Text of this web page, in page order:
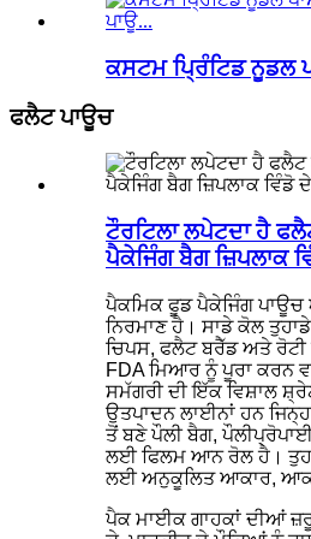
ਕਸਟਮ ਪ੍ਰਿੰਟਿਡ ਨੂਡਲ
ਫਲੈਟ ਪਾਊਚ
ਟੌਰਟਿਲਾ ਲਪੇਟਦਾ ਹੈ
ਪੈਕੇਜਿੰਗ ਬੈਗ ਜ਼ਿਪਲਾਕ
ਪੈਕਮਿਕ ਫੂਡ ਪੈਕੇਜਿੰਗ
ਨਿਰਮਾਣ ਹੈ। ਸਾਡੇ ਕੋਲ
ਚਿਪਸ, ਫਲੈਟ ਬਰੈੱਡ ਅਤੇ
FDA ਮਿਆਰ ਨੂੰ ਪੂਰਾ ਕਰਨ
ਸਮੱਗਰੀ ਦੀ ਇੱਕ ਵਿਸ਼ਾਲ
ਉਤਪਾਦਨ ਲਾਈਨਾਂ ਹਨ
ਤੋਂ ਬਣੇ ਪੌਲੀ ਬੈਗ,
ਲਈ ਫਿਲਮ ਆਨ ਰੋਲ ਹੈ।
ਲਈ ਅਨੁਕੂਲਿਤ ਆਕਾਰ,
ਪੈਕ ਮਾਈਕ ਗਾਹਕਾਂ ਦੀਆਂ